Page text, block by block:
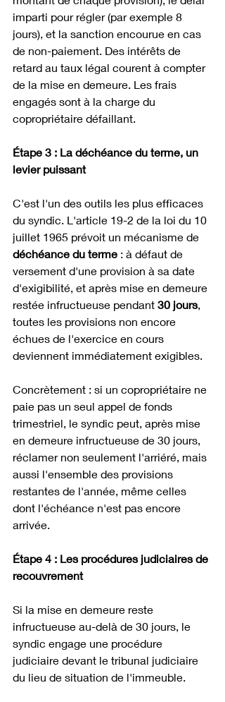
imparti pour régler (par exemple 8
jours), et la sanction encourue en cas
de non-paiement. Des intérêts de
retard au taux légal courent à compter
de la mise en demeure. Les frais
engagés sont à la charge du
copropriétaire défaillant.
Étape 3 : La déchéance du terme, un
levier puissant
C'est l'un des outils les plus efficaces
du syndic. L'article 19-2 de la loi du 10
juillet 1965 prévoit un mécanisme de
déchéance du terme : à défaut de
versement d'une provision à sa date
d'exigibilité, et après mise en demeure
restée infructueuse pendant 30 jours,
toutes les provisions non encore
échues de l'exercice en cours
deviennent immédiatement exigibles.
Concrètement : si un copropriétaire ne
paie pas un seul appel de fonds
trimestriel, le syndic peut, après mise
en demeure infructueuse de 30 jours,
réclamer non seulement l'arriéré, mais
aussi l'ensemble des provisions
restantes de l'année, même celles
dont l'échéance n'est pas encore
arrivée.
Étape 4 : Les procédures judiciaires de
recouvrement
Si la mise en demeure reste
infructueuse au-delà de 30 jours, le
syndic engage une procédure
judiciaire devant le tribunal judiciaire
du lieu de situation de l'immeuble.